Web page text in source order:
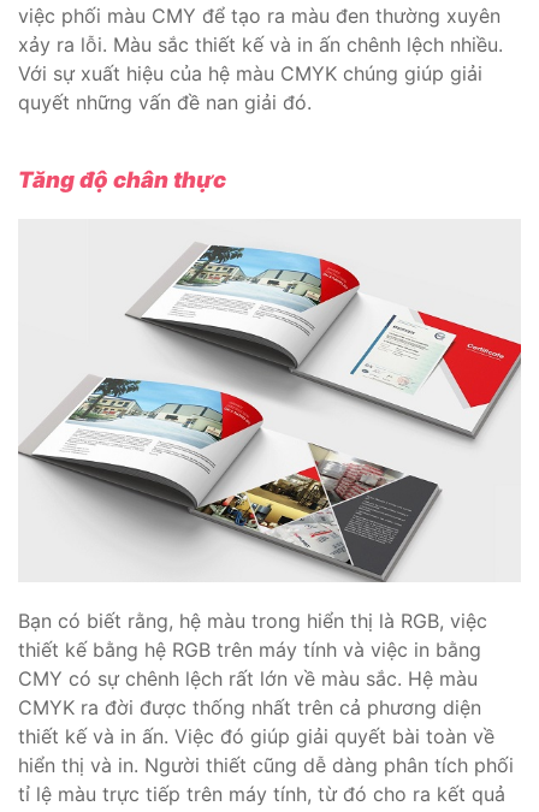
việc phối màu CMY để tạo ra màu đen thường xuyên
xảy ra lỗi. Màu sắc thiết kế và in ấn chênh lệch nhiều.
Với sự xuất hiệu của hệ màu CMYK chúng giúp giải
quyết những vấn đề nan giải đó.
Tăng độ chân thực
Bạn có biết rằng, hệ màu trong hiển thị là RGB, việc
thiết kế bằng hệ RGB trên máy tính và việc in bằng
CMY có sự chênh lệch rất lớn về màu sắc. Hệ màu
CMYK ra đời được thống nhất trên cả phương diện
thiết kế và in ấn. Việc đó giúp giải quyết bài toàn về
hiển thị và in. Người thiết cũng dễ dàng phân tích phối
tỉ lệ màu trực tiếp trên máy tính, từ đó cho ra kết quả